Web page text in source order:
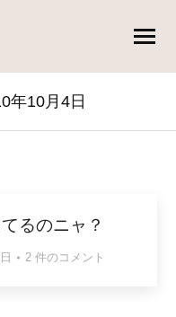
年10月4日
るのニャ？
2 件のコメント